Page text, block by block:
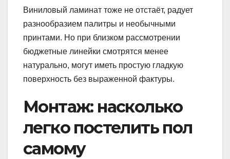
Виниловый ламинат тоже не отстаёт, радует
разнообразием палитры и необычными
принтами. Но при близком рассмотрении
бюджетные линейки смотрятся менее
натурально, могут иметь простую гладкую
поверхность без выраженной фактуры.
Монтаж: насколько
легко постелить пол
самому